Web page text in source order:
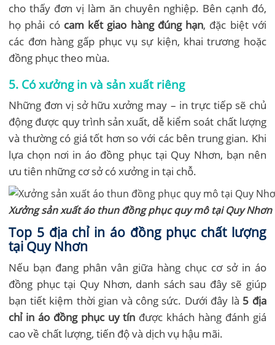
cho thấy đơn vị làm ăn chuyên nghiệp. Bên cạnh đó,
họ phải có cam kết giao hàng đúng hạn, đặc biệt với
các đơn hàng gấp phục vụ sự kiện, khai trương hoặc
đồng phục theo mùa.
5. Có xưởng in và sản xuất riêng
Những đơn vị sở hữu xưởng may – in trực tiếp sẽ chủ
động được quy trình sản xuất, dễ kiểm soát chất lượng
và thường có giá tốt hơn so với các bên trung gian. Khi
lựa chọn nơi in áo đồng phục tại Quy Nhơn, bạn nên
ưu tiên những cơ sở có xưởng in tại chỗ.
Xưởng sản xuất áo thun đồng phục quy mô tại Quy Nhơn
Top 5 địa chỉ in áo đồng phục chất lượng
tại Quy Nhơn
Nếu bạn đang phân vân giữa hàng chục cơ sở in áo
đồng phục tại Quy Nhơn, danh sách sau đây sẽ giúp
bạn tiết kiệm thời gian và công sức. Dưới đây là 5 địa
chỉ in áo đồng phục uy tín được khách hàng đánh giá
cao về chất lượng, tiến độ và dịch vụ hậu mãi.